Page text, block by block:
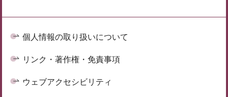
個人情報の取り扱いについて
リンク・著作権・免責事項
ウェブアクセシビリティ